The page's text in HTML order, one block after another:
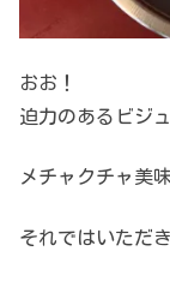
おお！
迫力のあるビジュ
メチャクチャ美
それではいただ